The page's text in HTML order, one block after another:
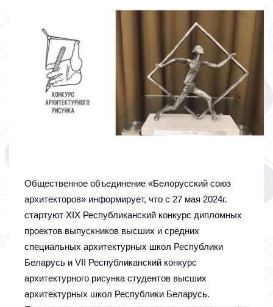
Общественное объединение «Белорусский союз
архитекторов» информирует, что с 27 мая 2024г.
стартуют ХIX Республиканский конкурс дипломных
проектов выпускников высших и средних
специальных архитектурных школ Республики
Беларусь и VII Республиканский конкурс
архитектурного рисунка студентов высших
архитектурных школ Республики Беларусь.